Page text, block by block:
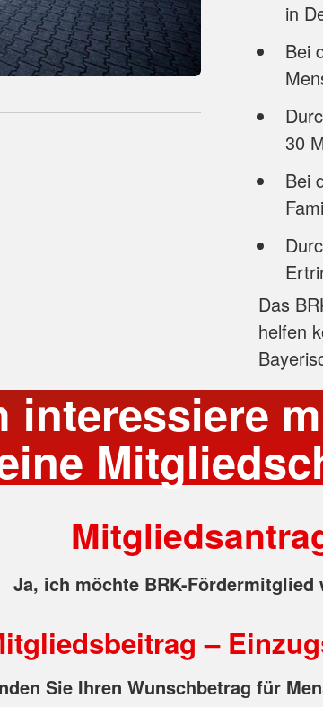
in
Bei
30
Bei
Das
helfen
interessiere
Ja, ich möchte BRK-Fördermitglied
–
Sie Ihren Wunschbetrag für